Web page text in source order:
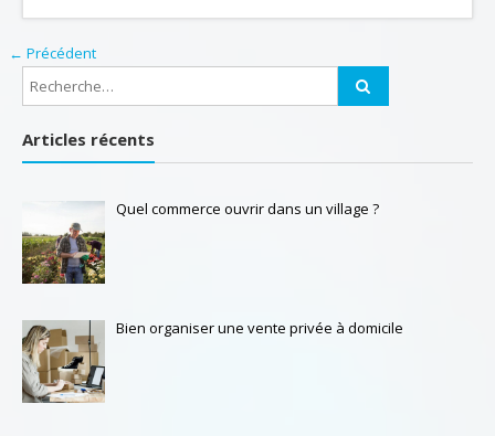
← Précédent
Articles récents
Quel commerce ouvrir dans un village ?
Bien organiser une vente privée à domicile